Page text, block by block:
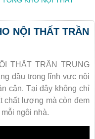
NỘI THẤT TRẦN
THẤT TRẦN TRUNG
đầu trong lĩnh vực nội
cận. Tại đây không chỉ
chất lượng mà còn đem
ngôi nhà.